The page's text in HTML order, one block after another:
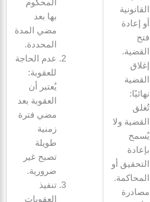
القانونية
أو إعادة
فتح
القضية.
إغلاق
القضية
نهائيًا:
تُغلق
القضية ولا
يُسمح
بإعادة
التحقيق أو
المحاكمة.
مصادرة
المحكوم
بها بعد
مضي المدة
المحددة.
عدم الحاجة
للعقوبة:
يُعتبر أن
العقوبة بعد
مضي فترة
زمنية
طويلة
تصبح غير
ضرورية.
تنفيذ
العقوبات